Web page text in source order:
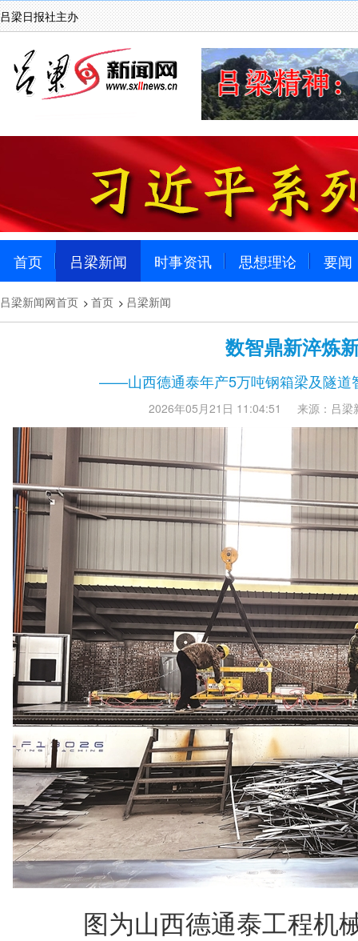
吕梁日报社主办
首页 吕梁新闻 时事资讯 思想理论 要闻
吕梁新闻网首页 > 首页 > 吕梁新闻
数智鼎新淬炼
——山西德通泰年产5万吨钢箱梁及隧道
2026年05月21日 11:04:51 来源：吕梁
图为山西德通泰工程机